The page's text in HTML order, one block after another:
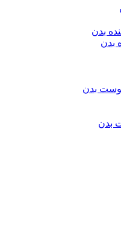
بدن
بدن
بدن
بدن